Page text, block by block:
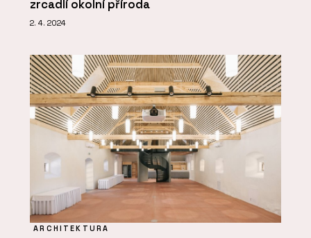
zrcadlí okolní příroda
2. 4. 2024
ARCHITEKTURA